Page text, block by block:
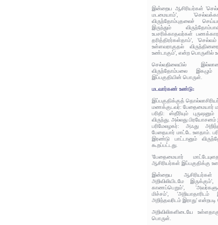
இன்றைய ஆசிரியர்கள்
மடமையாம்',
விருந்தோம்புதலைச்
இருந்தும்
உபசரிக்காதவர்கள்
தரித்திரர்கள்தாம்',
உள்ளவராகுதல்
உண்டாகும்', என்ற பொருளில்
செல்வநிலையில்
விருந்தோம்பலை
இப்பகுதியின் பொருள்.
மடவார்கண் உண்டு:
இப்பகுதிக்குத்
மணக்குடவர்: பேதைமையார்
பரிதி: ஸ்தீரியும்
விருந்து. அல்லது
பரிமேலழகர்: அஃது
பேதையார் மாட்டே உளதாம்.
இரண்டு பாட்டானும்
கூறப்பட்டது.
'பேதைமையார்
ஆசிரியர்கள் இப்பகுதிக்கு
இன்றைய ஆசிரியர்கள்
அறிவிலியிடமே
காணப்பெறும்',
மிச்சம்', 'அறியாதாரிடம்
அறிந்தவரிடம் இராது'
அறிவிலிகளிடையே
பொருள்.